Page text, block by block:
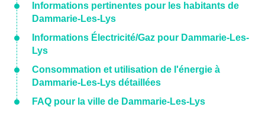
Informations pertinentes pour les habitants de
Dammarie-Les-Lys
Informations Électricité/Gaz pour Dammarie-Les-
Lys
Consommation et utilisation de l'énergie à
Dammarie-Les-Lys détaillées
FAQ pour la ville de Dammarie-Les-Lys